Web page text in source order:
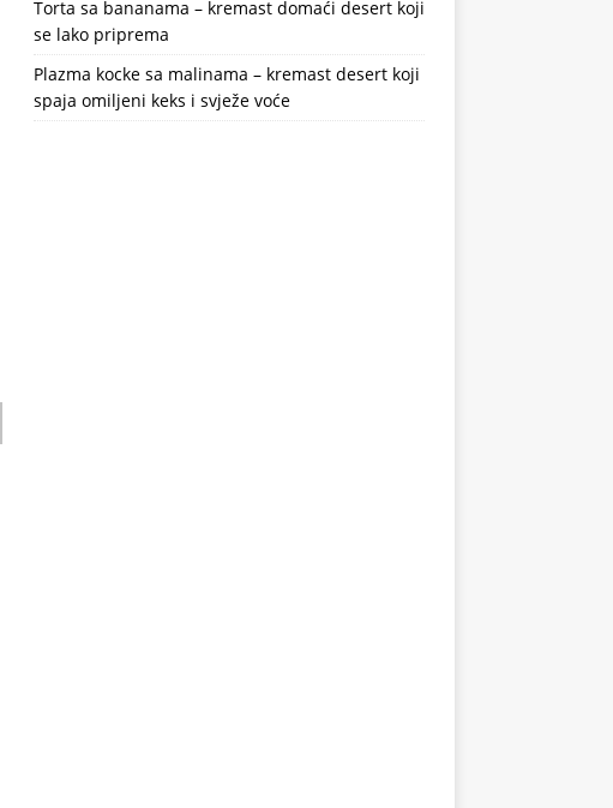
Torta sa bananama – kremast domaći desert koji
se lako priprema
Plazma kocke sa malinama – kremast desert koji
spaja omiljeni keks i svježe voće